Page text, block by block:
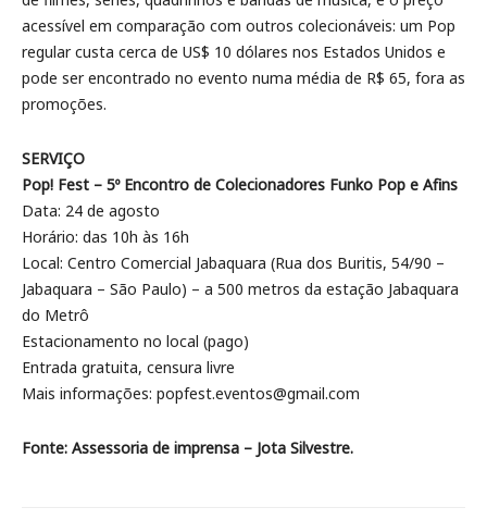
acessível em comparação com outros colecionáveis: um Pop
regular custa cerca de US$ 10 dólares nos Estados Unidos e
pode ser encontrado no evento numa média de R$ 65, fora as
promoções.
SERVIÇO
Pop! Fest – 5º Encontro de Colecionadores Funko Pop e Afins
Data: 24 de agosto
Horário: das 10h às 16h
Local: Centro Comercial Jabaquara (Rua dos Buritis, 54/90 –
Jabaquara – São Paulo) – a 500 metros da estação Jabaquara
do Metrô
Estacionamento no local (pago)
Entrada gratuita, censura livre
Mais informações: popfest.eventos@gmail.com
Fonte: Assessoria de imprensa – Jota Silvestre.